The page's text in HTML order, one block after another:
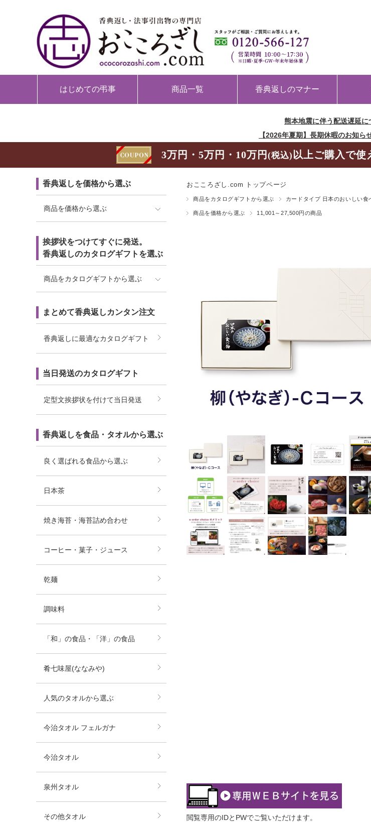
はじめての弔事 商品一覧 香典返しのマナー
熊本地震に伴う配送遅延に
【2026年夏期】長期休暇のお知ら
3万円・5万円・10万円 (税込) 以上ご購入で使
おこころざし.com トップページ
商品をカタログギフトから選ぶ カードタイプ 日本のおいしい食
商品を価格から選ぶ 11,001～27,500円の商品
閲覧専用のIDとPWでご覧いただけます。
香典返しを価格から選ぶ
商品を価格から選ぶ
挨拶状をつけてすぐに発送。
香典返しのカタログギフトを選ぶ
商品をカタログギフトから選ぶ
まとめて香典返しカンタン注文
香典返しに最適なカタログギフト
当日発送のカタログギフト
定型文挨拶状を付けて当日発送
香典返しを食品・タオルから選ぶ
良く選ばれる食品から選ぶ
日本茶
焼き海苔・海苔詰め合わせ
コーヒー・菓子・ジュース
乾麺
調味料
「和」の食品・「洋」の食品
肴七味屋(ななみや)
人気のタオルから選ぶ
今治タオル フェルガナ
今治タオル
泉州タオル
その他タオル